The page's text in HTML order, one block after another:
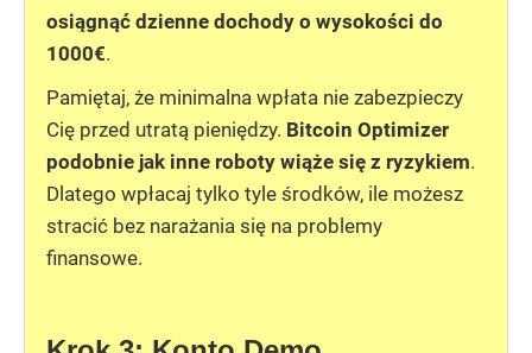
osiągnąć dzienne dochody o wysokości do
1000€.
Pamiętaj, że minimalna wpłata nie zabezpieczy
Cię przed utratą pieniędzy. Bitcoin Optimizer
podobnie jak inne roboty wiąże się z ryzykiem.
Dlatego wpłacaj tylko tyle środków, ile możesz
stracić bez narażania się na problemy
finansowe.